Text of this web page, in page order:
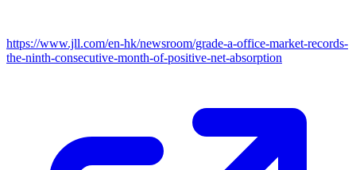
https://www.jll.com/en-hk/newsroom/grade-a-office-market-records-
the-ninth-consecutive-month-of-positive-net-absorption